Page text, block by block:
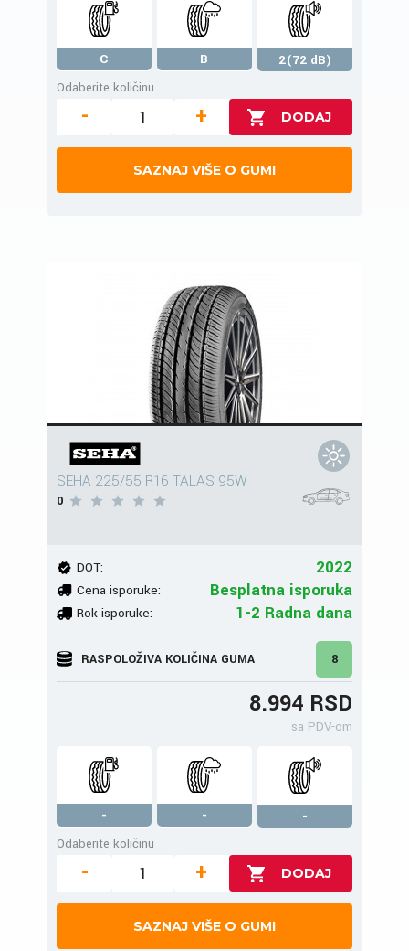
C B
2(72 dB)
Odaberite količinu
- +
SAZNAJ VIŠE O GUMI
SEHA 225/55 R16 TALAS 95W
0
DOT: 2022
Cena isporuke: Besplatna isporuka
Rok isporuke: 1-2 Radna dana
RASPOLOŽIVA KOLIČINA GUMA 8
8.994 RSD
sa PDV-om
- -
-
Odaberite količinu
- +
SAZNAJ VIŠE O GUMI